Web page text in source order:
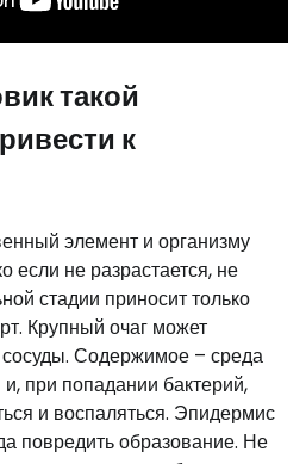
такой
к
элемент и организму
если не разрастается, не
стадии приносит только
Крупный очаг может
Содержимое – среда
при попадании бактерий,
и воспаляться. Эпидермис
повредить образование. Не